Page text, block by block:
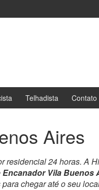
Telhadista Contato
Aires
residencial 24 horas. A
Encanador Vila Buenos
chegar até o seu